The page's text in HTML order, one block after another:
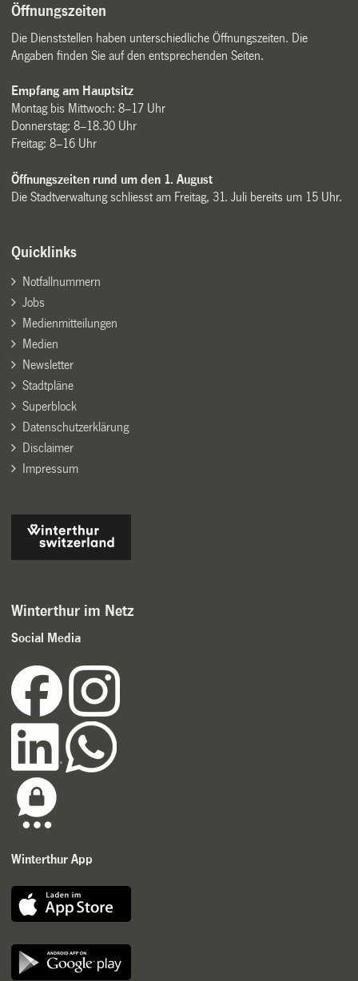
Öffnungszeiten
Die Dienststellen haben unterschiedliche Öffnungszeiten. Die
Angaben finden Sie auf den entsprechenden Seiten.
Empfang am Hauptsitz
Montag bis Mittwoch: 8–17 Uhr
Donnerstag: 8–18.30 Uhr
Freitag: 8–16 Uhr
Öffnungszeiten rund um den 1. August
Die Stadtverwaltung schliesst am Freitag, 31. Juli bereits um 15 Uhr.
Quicklinks
Notfallnummern
Jobs
Medienmitteilungen
Medien
Newsletter
Stadtpläne
Superblock
Datenschutzerklärung
Disclaimer
Impressum
Winterthur im Netz
Social Media
Winterthur App